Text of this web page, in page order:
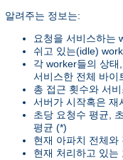
알려주는 정보는:
요청을 서비스하는
쉬고 있는(idle)
각 worker들의 상
서비스한 전체 바이
총 접근 횟수와 서
서버가 시작혹은 재
초당 요청수 평균,
평균 (*)
현재 아파치 전체와
현재 처리하고 있는